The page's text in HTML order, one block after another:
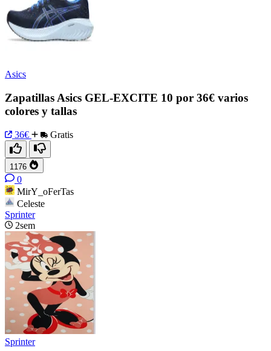
Asics
Zapatillas Asics GEL-EXCITE 10 por 36€ varios
colores y tallas
36€ Gratis
1176
0
MirY_oFerTas
Celeste
Sprinter
2sem
Sprinter